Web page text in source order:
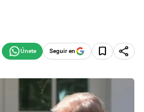
Seguir en